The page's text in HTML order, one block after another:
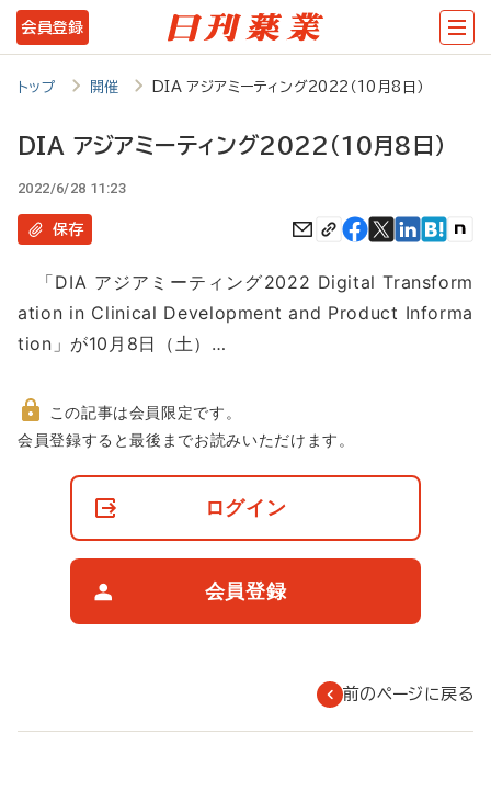
メ
イ
テ
移
会員登録
トップ 開催 DIA アジアミーティング2022（10月8日）
DIA アジアミーティング2022（10月8日）
2022/6/28 11:23
保存
「DIA アジアミーティング2022 Digital Transform
ation in Clinical Development and Product Informa
tion」が10月8日（土）…
非
この記事は会員限定です。
会員登録すると最後までお読みいただけます。
ログイン
会員登録
前のページに戻る